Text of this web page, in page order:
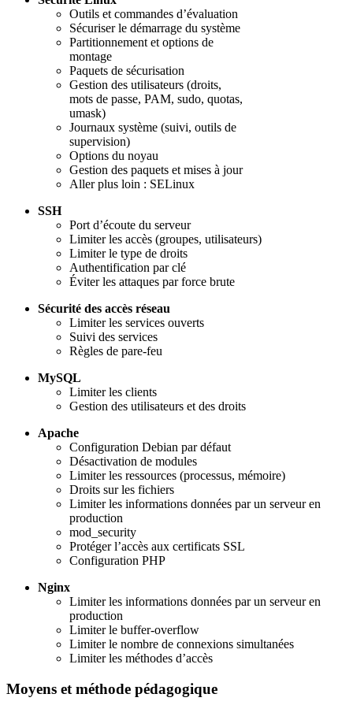
Outils et commandes d’évaluation
Sécuriser le démarrage du système
Partitionnement et options de
montage
Paquets de sécurisation
Gestion des utilisateurs (droits,
mots de passe, PAM, sudo, quotas,
umask)
Journaux système (suivi, outils de
supervision)
Options du noyau
Gestion des paquets et mises à jour
Aller plus loin : SELinux
SSH
Port d’écoute du serveur
Limiter les accès (groupes, utilisateurs)
Limiter le type de droits
Authentification par clé
Éviter les attaques par force brute
Sécurité des accès réseau
Limiter les services ouverts
Suivi des services
Règles de pare-feu
MySQL
Limiter les clients
Gestion des utilisateurs et des droits
Apache
Configuration Debian par défaut
Désactivation de modules
Limiter les ressources (processus, mémoire)
Droits sur les fichiers
Limiter les informations données par un serveur en
production
mod_security
Protéger l’accès aux certificats SSL
Configuration PHP
Nginx
Limiter les informations données par un serveur en
production
Limiter le buffer-overflow
Limiter le nombre de connexions simultanées
Limiter les méthodes d’accès
Moyens et méthode pédagogique